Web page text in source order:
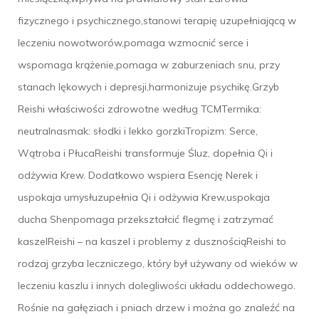
fizycznego i psychicznego,stanowi terapię uzupełniającą w
leczeniu nowotworów,pomaga wzmocnić serce i
wspomaga krążenie,pomaga w zaburzeniach snu, przy
stanach lękowych i depresji,harmonizuje psychikę.Grzyb
Reishi właściwości zdrowotne według TCMTermika:
neutralnasmak: słodki i lekko gorzkiTropizm: Serce,
Wątroba i PłucaReishi transformuje Śluz, dopełnia Qi i
odżywia Krew. Dodatkowo wspiera Esencję Nerek i
uspokaja umysłuzupełnia Qi i odżywia Krew,uspokaja
ducha Shenpomaga przekształcić flegmę i zatrzymać
kaszelReishi – na kaszel i problemy z dusznościąReishi to
rodzaj grzyba leczniczego, który był używany od wieków w
leczeniu kaszlu i innych dolegliwości układu oddechowego.
Rośnie na gałęziach i pniach drzew i można go znaleźć na